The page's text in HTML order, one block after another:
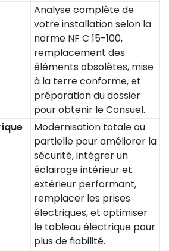
Analyse complète de
votre installation selon la
norme NF C 15-100,
remplacement des
éléments obsolètes, mise
à la terre conforme, et
préparation du dossier
pour obtenir le Consuel.
Modernisation totale ou
partielle pour améliorer la
sécurité, intégrer un
éclairage intérieur et
extérieur performant,
remplacer les prises
électriques, et optimiser
le tableau électrique pour
plus de fiabilité.